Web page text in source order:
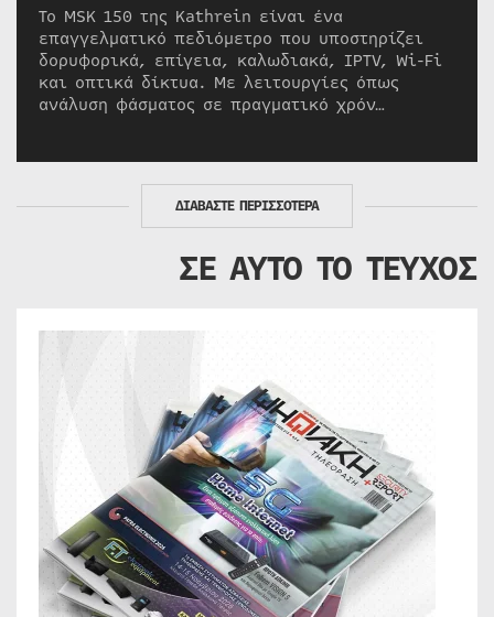
Το MSK 150 της Kathrein είναι ένα
επαγγελματικό πεδιόμετρο που υποστηρίζει
δορυφορικά, επίγεια, καλωδιακά, IPTV, Wi-Fi
και οπτικά δίκτυα. Με λειτουργίες όπως
ανάλυση φάσματος σε πραγματικό χρόν…
ΔΙΑΒΑΣΤΕ ΠΕΡΙΣΣΟΤΕΡΑ
ΣΕ ΑΥΤΟ ΤΟ ΤΕΥΧΟΣ